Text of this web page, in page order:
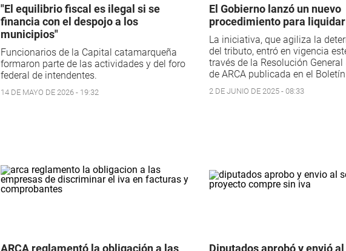
"El equilibrio fiscal es ilegal si se
financia con el despojo a los
municipios"
Funcionarios de la Capital catamarqueña
formaron parte de las actividades y del foro
federal de intendentes.
14 DE MAYO DE 2026 - 19:32
El Gobierno lanzó un nuevo
procedimiento para
La iniciativa, que agiliza la
del tributo, entró en vigencia
través de la Resolución
de ARCA publicada en el
2 DE JUNIO DE 2025 - 08:33
ARCA reglamentó la obligación a las
Diputados aprobó y envió